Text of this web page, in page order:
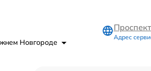
Новгороде
Адрес